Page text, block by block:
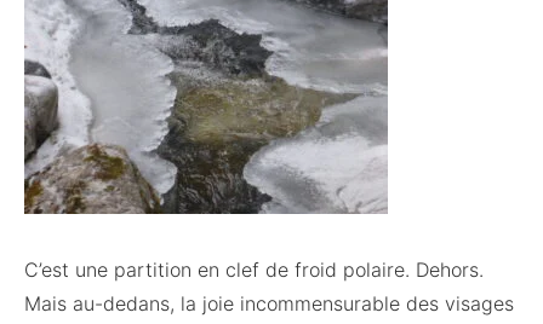
C’est une partition en clef de froid polaire. Dehors.
Mais au-dedans, la joie incommensurable des visages